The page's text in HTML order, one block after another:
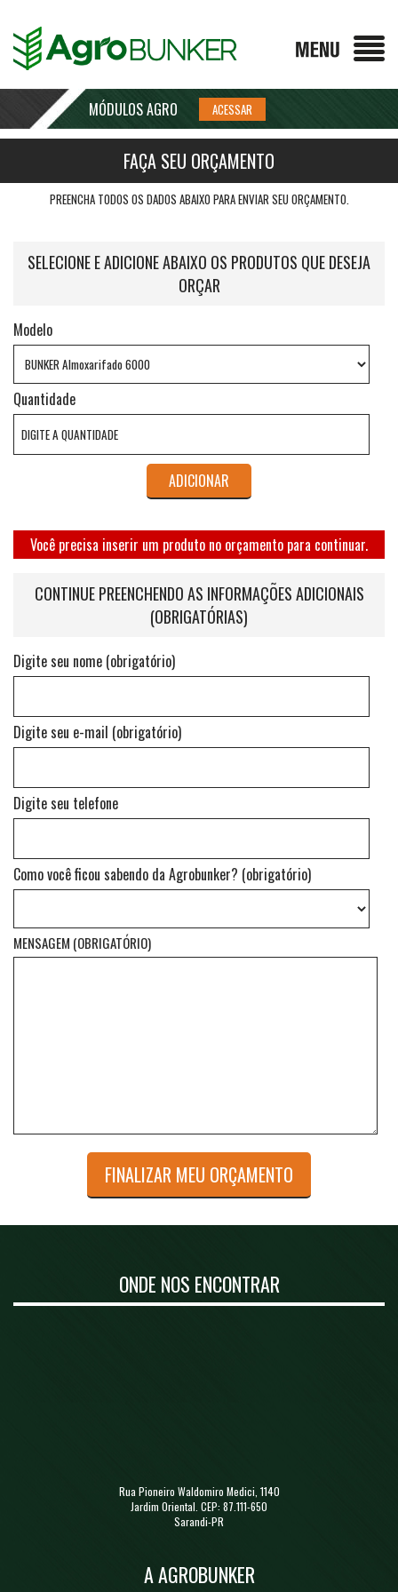
MÓDULOS AGRO
FAÇA SEU ORÇAMENTO
PREENCHA TODOS OS DADOS ABAIXO PARA ENVIAR SEU ORÇAMENTO.
SELECIONE E ADICIONE ABAIXO OS PRODUTOS QUE DESEJA
ORÇAR
Modelo
Quantidade
ADICIONAR
Você precisa inserir um produto no orçamento para continuar.
CONTINUE PREENCHENDO AS INFORMAÇÕES ADICIONAIS
(OBRIGATÓRIAS)
Digite seu nome (obrigatório)
Digite seu e-mail (obrigatório)
Digite seu telefone
Como você ficou sabendo da Agrobunker? (obrigatório)
MENSAGEM (OBRIGATÓRIO)
ONDE NOS ENCONTRAR
Rua Pioneiro Waldomiro Medici, 1140
Jardim Oriental. CEP: 87.111-650
Sarandi-PR
A AGROBUNKER